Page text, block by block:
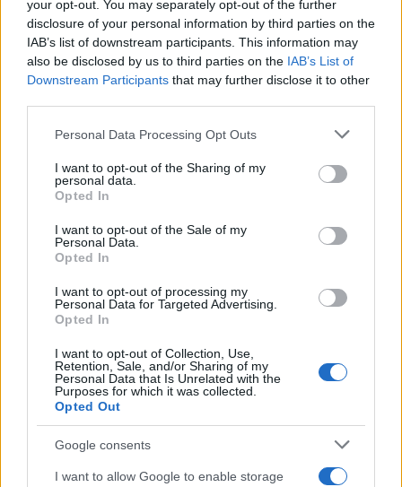
your opt-out. You may separately opt-out of the further
disclosure of your personal information by third parties on the
IAB’s list of downstream participants. This information may
also be disclosed by us to third parties on the IAB’s List of
Downstream Participants that may further disclose it to other
Please note that this website/app uses one or more Google
not limited to your visit or usage behaviour. You may click to
grant or deny consent to Google and its third-party tags to
use your data for below specified purposes in below Google
consent section.
Personal Data Processing Opt Outs
I want to opt-out of the Sharing of my
personal data.
Opted In
I want to opt-out of the Sale of my
Personal Data.
Opted In
I want to opt-out of processing my
Personal Data for Targeted Advertising.
Opted In
I want to opt-out of Collection, Use,
Retention, Sale, and/or Sharing of my
Personal Data that Is Unrelated with the
Purposes for which it was collected.
Opted Out
Google consents
I want to allow Google to enable storage
Continua a leggere
NERD NEWS
Pieve Comics 2026: tutto ciò che devi sapere
sull’evento nerd di Perugia
Andrea Conforti · 6 Ago 2026